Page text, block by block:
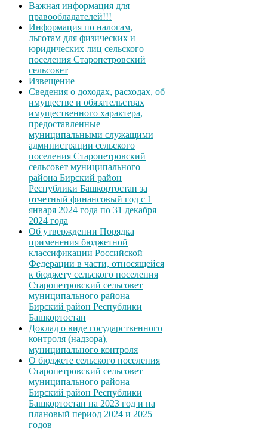
Важная информация для
правообладателей!!!
Информация по налогам,
льготам для физических и
юридических лиц сельского
поселения Старопетровский
сельсовет
Извещение
Сведения о доходах, расходах, об
имуществе и обязательствах
имущественного характера,
предоставленные
муниципальными служащими
администрации сельского
поселения Старопетровский
сельсовет муниципального
района Бирский район
Республики Башкортостан за
отчетный финансовый год с 1
января 2024 года по 31 декабря
2024 года
Об утверждении Порядка
применения бюджетной
классификации Российской
Федерации в части, относящейся
к бюджету сельского поселения
Старопетровский сельсовет
муниципального района
Бирский район Республики
Башкортостан
Доклад о виде государственного
контроля (надзора),
муниципального контроля
О бюджете сельского поселения
Старопетровский сельсовет
муниципального района
Бирский район Республики
Башкортостан на 2023 год и на
плановый период 2024 и 2025
годов